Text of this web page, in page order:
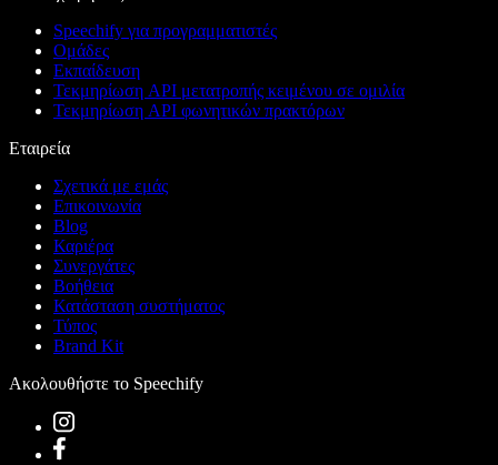
Speechify για προγραμματιστές
Ομάδες
Εκπαίδευση
Τεκμηρίωση API μετατροπής κειμένου σε ομιλία
Τεκμηρίωση API φωνητικών πρακτόρων
Εταιρεία
Σχετικά με εμάς
Επικοινωνία
Blog
Καριέρα
Συνεργάτες
Βοήθεια
Κατάσταση συστήματος
Τύπος
Brand Kit
Ακολουθήστε το Speechify